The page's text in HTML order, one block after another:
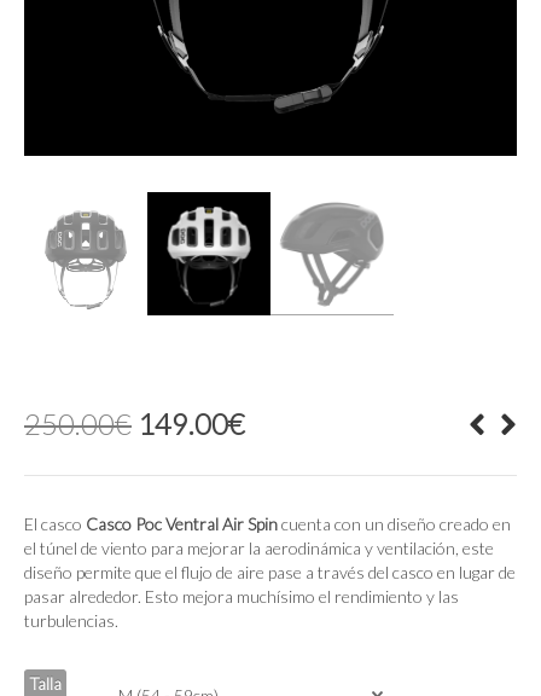
250.00€ El
precio
original
250.00€.
149.00€El
actual
149.00€.
El casco Casco Poc Ventral Air Spincuenta con un diseño creado en
el túnel de viento para mejorar la aerodinámica y ventilación, este
diseño permite que el flujo de aire pase a través del casco en lugar de
pasar alrededor. Esto mejora muchísimo el rendimiento y las
turbulencias.
Talla